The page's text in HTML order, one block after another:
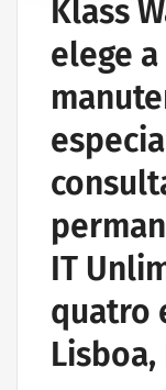
Klass
elege
IT
quatro
Lisboa,